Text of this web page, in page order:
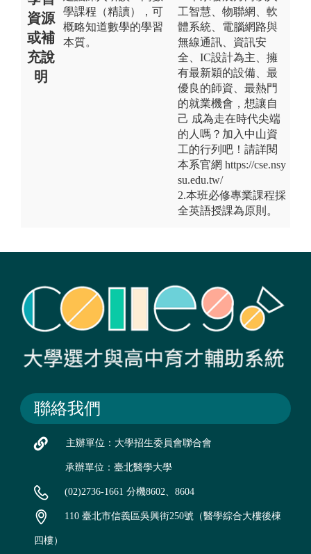
資源
或補
充說
明
學課程（精讀），可
概略知道數學的學習
本質。
工智慧、物聯網、軟
體系統、電腦網路與
無線通訊、資訊安
全、IC設計為主、擁
有最新穎的設備、最
優良的師資、最熱門
的就業機會，想讓自
己 成為走在時代尖端
的人嗎？加入中山資
工的行列吧！請詳閱
本系官網 https://cse.nsy
su.edu.tw/
2.本班必修專業課程採
全英語授課為原則。
聯絡我們
主辦單位：大學招生委員會聯合會
承辦單位：臺北醫學大學
(02)2736-1661 分機8602、8604
110 臺北市信義區吳興街250號（醫學綜合大樓後棟
四樓）